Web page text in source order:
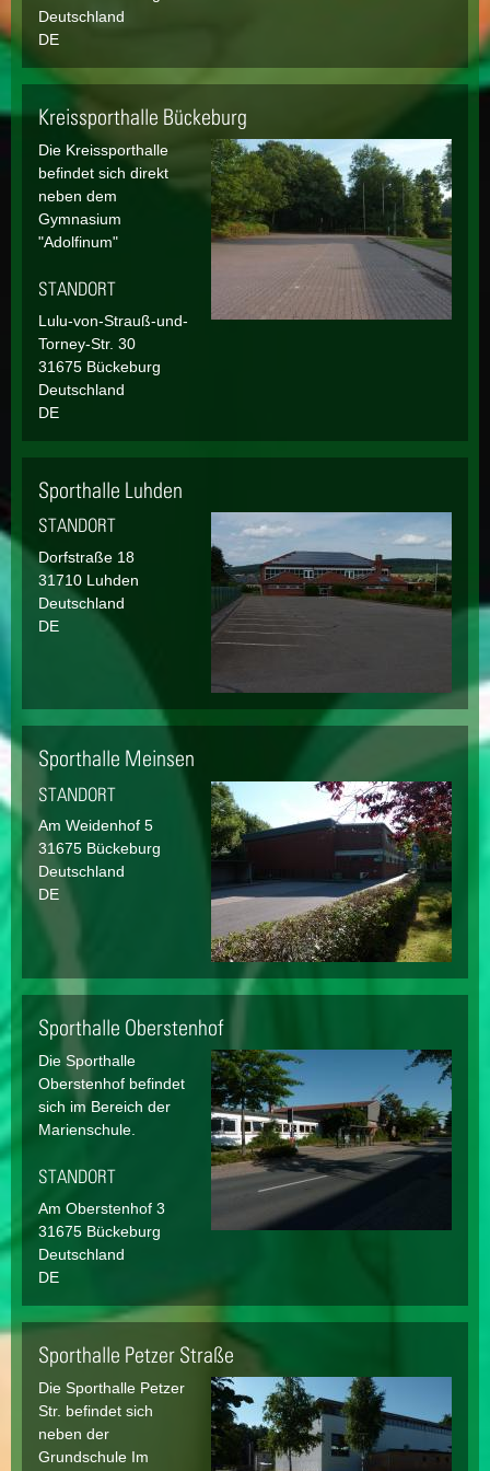
Deutschland
DE
Kreissporthalle Bückeburg
Die Kreissporthalle
befindet sich direkt
neben dem
Gymnasium
"Adolfinum"
STANDORT
Lulu-von-Strauß-und-
Torney-Str. 30
31675 Bückeburg
Deutschland
DE
Sporthalle Luhden
STANDORT
Dorfstraße 18
31710 Luhden
Deutschland
DE
Sporthalle Meinsen
STANDORT
Am Weidenhof 5
31675 Bückeburg
Deutschland
DE
Sporthalle Oberstenhof
Die Sporthalle
Oberstenhof befindet
sich im Bereich der
Marienschule.
STANDORT
Am Oberstenhof 3
31675 Bückeburg
Deutschland
DE
Sporthalle Petzer Straße
Die Sporthalle Petzer
Str. befindet sich
neben der
Grundschule Im